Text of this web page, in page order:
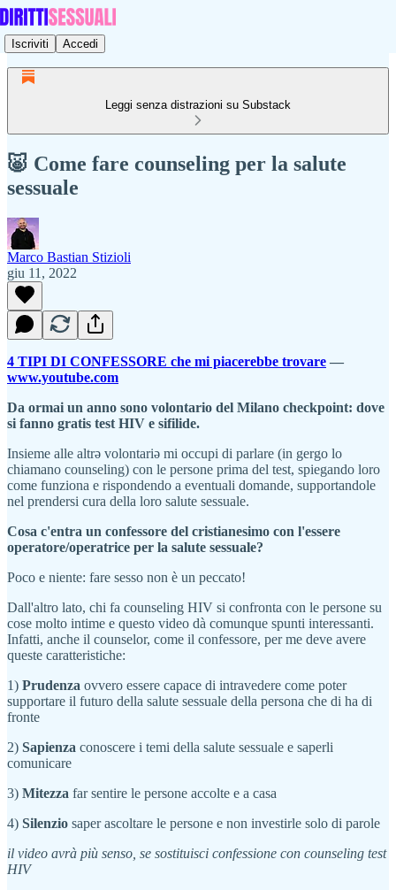
Iscriviti Accedi
Leggi senza distrazioni su Substack
🐷 Come fare counseling per la salute
sessuale
Marco Bastian Stizioli
giu 11, 2022
4 TIPI DI CONFESSORE che mi piacerebbe trovare —
www.youtube.com
Da ormai un anno sono volontario del Milano checkpoint: dove
si fanno gratis test HIV e sifilide.
Insieme alle altrə volontariə mi occupi di parlare (in gergo lo
chiamano counseling) con le persone prima del test, spiegando loro
come funziona e rispondendo a eventuali domande, supportandole
nel prendersi cura della loro salute sessuale.
Cosa c'entra un confessore del cristianesimo con l'essere
operatore/operatrice per la salute sessuale?
Poco e niente: fare sesso non è un peccato!
Dall'altro lato, chi fa counseling HIV si confronta con le persone su
cose molto intime e questo video dà comunque spunti interessanti.
Infatti, anche il counselor, come il confessore, per me deve avere
queste caratteristiche:
1) Prudenza ovvero essere capace di intravedere come poter
supportare il futuro della salute sessuale della persona che di ha di
fronte
2) Sapienza conoscere i temi della salute sessuale e saperli
comunicare
3) Mitezza far sentire le persone accolte e a casa
4) Silenzio saper ascoltare le persone e non investirle solo di parole
il video avrà più senso, se sostituisci confessione con counseling test
HIV